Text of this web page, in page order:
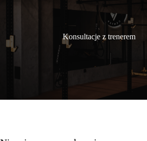
Konsultacje z trenerem